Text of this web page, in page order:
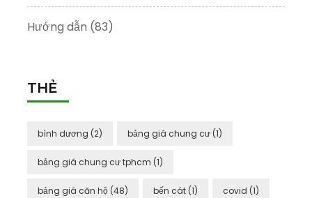
Hướng dẫn (83)
THẺ
bình dương (2) bảng giá chung cư (1)
bảng giá chung cư tphcm (1)
bảng giá căn hộ (48) bến cát (1) covid (1)